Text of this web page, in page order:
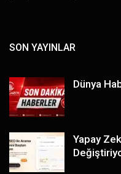
SON YAYINLAR
Dünya
Yapay